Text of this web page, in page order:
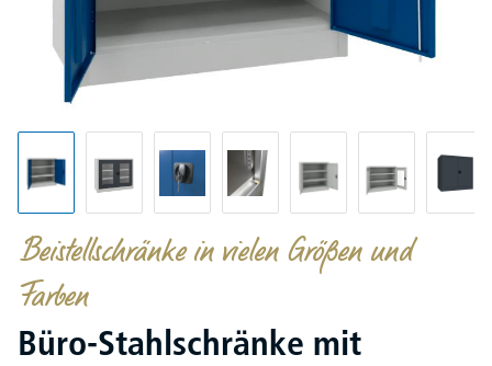
Beistellschränke in vielen Größen und
Farben
Büro-Stahlschränke mit